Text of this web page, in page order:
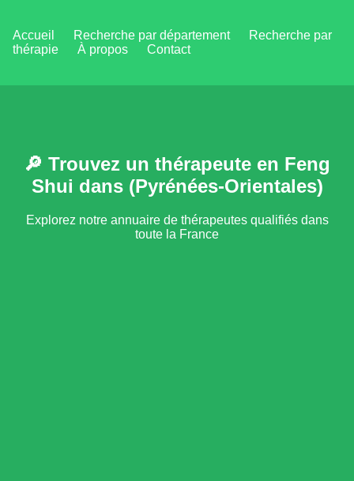
Accueil Recherche par département
Recherche par
thérapie
À propos Contact
🔎 Trouvez un thérapeute en Feng
Shui dans (Pyrénées-Orientales)
Explorez notre annuaire de thérapeutes qualifiés dans
toute la France